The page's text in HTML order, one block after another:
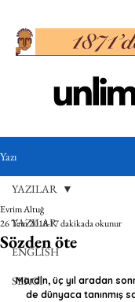
Yazı
YAZILAR
ENGLISH
SERGİ
YAZILAR
Sözden öte
Evrim Altuğ
26 Tem 201817 dakikada okunur
Mardin, üç yıl aradan
de dünyaca tanınmış